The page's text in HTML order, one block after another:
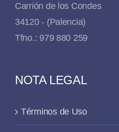
Carrión de los Condes
34120 - (Palencia)
Tfno.: 979 880 259
NOTA LEGAL
Términos de Uso